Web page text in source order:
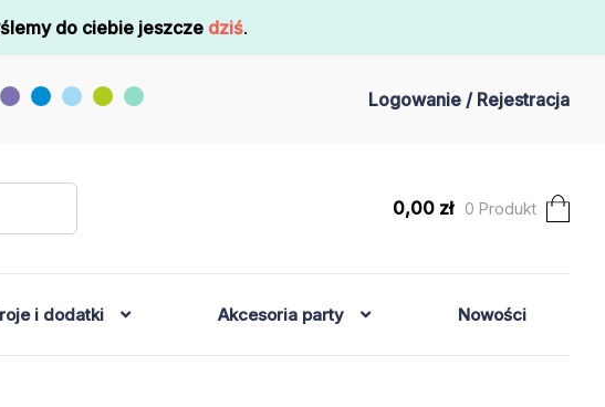
do ciebie jeszcze dziś.
Logowanie / Rejestracja
0,00 zł 0 Produkt
i dodatki Akcesoria party Nowości